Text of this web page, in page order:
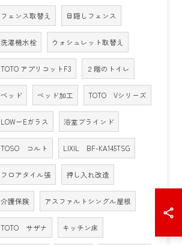
フェンス取替え 目隠しフェンス
洗濯機水栓 ウォシュレット取替え
TOTO アプリコットF3 ２階のトイレ
ベッド ベッド加工 TOTO Vシリーズ
LOW－Eガラス 浴室ブラインド
TOSO コルト LIXIL BF-KA145TSG
フロアタイル張 押し入れ改造
介護保険 アスファルトシングル屋根
TOTO サザナ キッチン床